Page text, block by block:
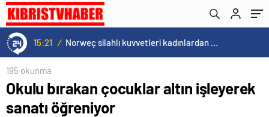
15:21 / Norweç silahlı kuvvetleri kadınlardan oluşan özel kuvvetler eğitimlerini başlattı.
195 okunma
Okulu bırakan çocuklar altın işleyerek
sanatı öğreniyor